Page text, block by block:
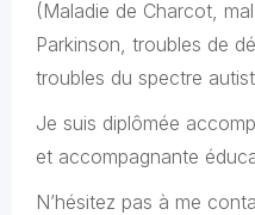
(Maladie de Charcot,
Parkinson, troubles de
troubles du spectre
Je suis diplômée
et accompagnante
N’hésitez pas à me